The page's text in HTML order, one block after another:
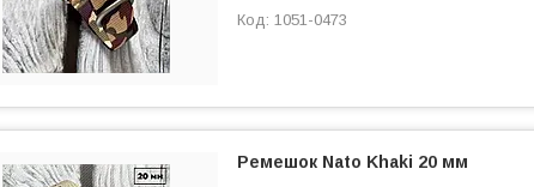
1051-0473
Ремешок Nato Khaki 20 мм